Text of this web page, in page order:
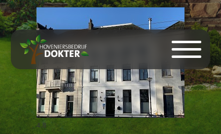
4.8
Hovenier Ommen